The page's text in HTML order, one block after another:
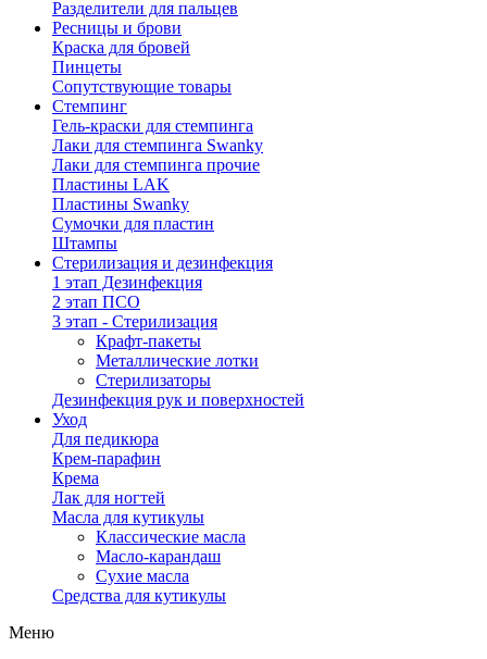
Разделители для пальцев
Ресницы и брови
Краска для бровей
Пинцеты
Сопутствующие товары
Стемпинг
Гель-краски для стемпинга
Лаки для стемпинга Swanky
Лаки для стемпинга прочие
Пластины LAK
Пластины Swanky
Сумочки для пластин
Штампы
Стерилизация и дезинфекция
1 этап Дезинфекция
2 этап ПСО
3 этап - Стерилизация
Крафт-пакеты
Металлические лотки
Стерилизаторы
Дезинфекция рук и поверхностей
Уход
Для педикюра
Крем-парафин
Крема
Лак для ногтей
Масла для кутикулы
Классические масла
Масло-карандаш
Сухие масла
Средства для кутикулы
Меню